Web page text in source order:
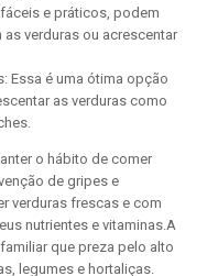
e práticos, podem
verduras ou acrescentar
Essa é uma ótima opção
as verduras como
o hábito de comer
de gripes e
verduras frescas e com
nutrientes e vitaminas.A
que preza pelo alto
legumes e hortaliças.